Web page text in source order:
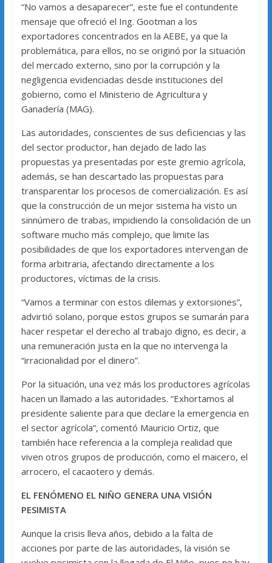
“No vamos a desaparecer”, este fue el contundente
mensaje que ofreció el Ing. Gootman a los
exportadores concentrados en la AEBE, ya que la
problemática, para ellos, no se originó por la situación
del mercado externo, sino por la corrupción y la
negligencia evidenciadas desde instituciones del
gobierno, como el Ministerio de Agricultura y
Ganadería (MAG).
Las autoridades, conscientes de sus deficiencias y las
del sector productor, han dejado de lado las
propuestas ya presentadas por este gremio agrícola,
además, se han descartado las propuestas para
transparentar los procesos de comercialización. Es así
que la construcción de un mejor sistema ha visto un
sinnúmero de trabas, impidiendo la consolidación de un
software mucho más complejo, que limite las
posibilidades de que los exportadores intervengan de
forma arbitraria, afectando directamente a los
productores, víctimas de la crisis.
“Vamos a terminar con estos dilemas y extorsiones”,
advirtió solano, porque estos grupos se sumarán para
hacer respetar el derecho al trabajo digno, es decir, a
una remuneración justa en la que no intervenga la
“irracionalidad por el dinero”.
Por la situación, una vez más los productores agrícolas
hacen un llamado a las autoridades. “Exhortamos al
presidente saliente para que declare la emergencia en
el sector agrícola”, comentó Mauricio Ortiz, que
también hace referencia a la compleja realidad que
viven otros grupos de producción, como el maicero, el
arrocero, el cacaotero y demás.
EL FENÓMENO EL NIÑO GENERA UNA VISIÓN
PESIMISTA
Aunque la crisis lleva años, debido a la falta de
acciones por parte de las autoridades, la visión se